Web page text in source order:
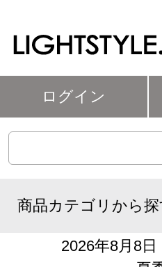
ログイン
商品カテゴリから探
2026年8月8